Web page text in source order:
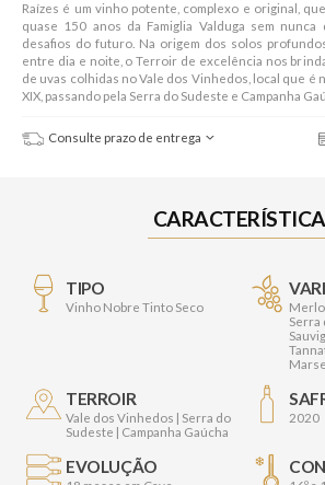
Raízes é um vinho potente, complexo e original,
quase 150 anos da Famiglia Valduga sem
desafios do futuro. Na origem dos solos
entre dia e noite, o Terroir de excelência nos
de uvas colhidas no Vale dos Vinhedos, local que é
XIX, passando pela Serra do Sudeste e Campanha
Consulte prazo de entrega
TIPO
Vinho Nobre Tinto Seco
Serra
TERROIR
Vale dos Vinhedos | Serra do
Sudeste | Campanha Gaúcha
2020
EVOLUÇÃO